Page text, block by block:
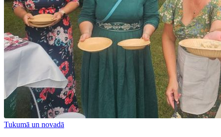
Tukumā un novadā